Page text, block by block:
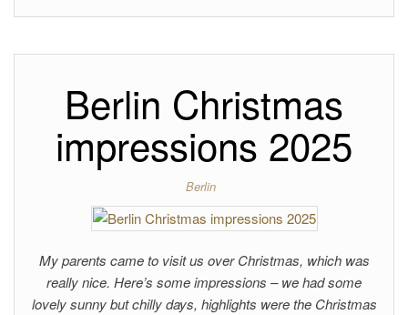
Berlin Christmas
impressions 2025
Berlin
My parents came to visit us over Christmas, which was
really nice. Here’s some impressions – we had some
lovely sunny but chilly days, highlights were the Christmas